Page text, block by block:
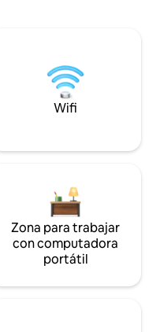
Wifi
Zona para trabajar
con computadora
portátil